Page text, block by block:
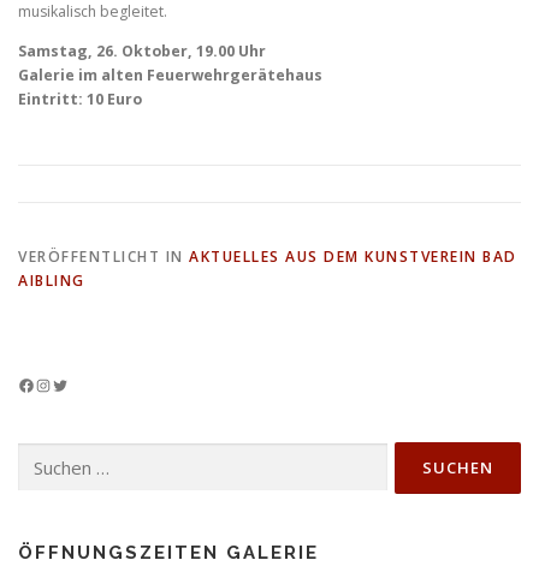
musikalisch begleitet.
Samstag, 26. Oktober, 19.00 Uhr
Galerie im alten Feuerwehrgerätehaus
Eintritt: 10 Euro
VERÖFFENTLICHT IN AKTUELLES AUS DEM KUNSTVEREIN BAD
AIBLING
Facebook InstagramTwitter
nach:
ÖFFNUNGSZEITEN GALERIE